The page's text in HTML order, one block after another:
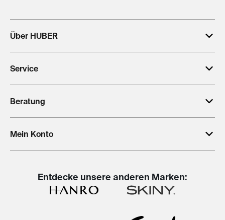
Über HUBER
Service
Beratung
Mein Konto
Entdecke unsere anderen Marken: